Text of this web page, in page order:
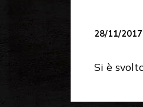
28/11/2017
Si è